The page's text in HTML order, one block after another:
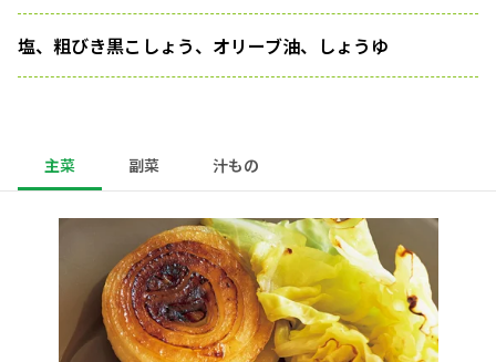
塩、粗びき黒こしょう、オリーブ油、しょうゆ
主菜 副菜 汁もの